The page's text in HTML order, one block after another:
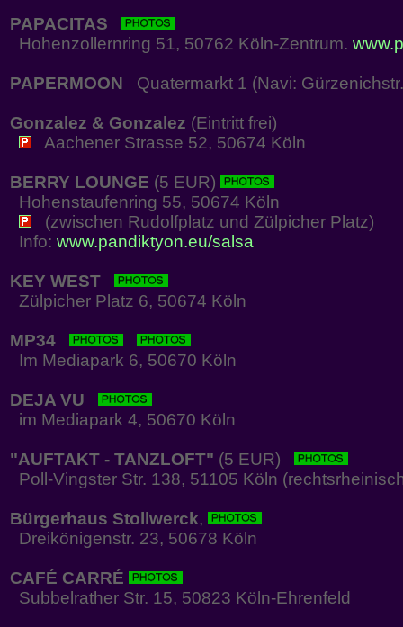
PAPACITAS
Hohenzollernring 51, 50762 Köln-Zentrum.
PAPERMOON Quatermarkt 1 (Navi:
Gonzalez & Gonzalez (Eintritt frei)
Aachener Strasse 52, 50674 Köln
BERRY LOUNGE (5 EUR)
Hohenstaufenring 55, 50674 Köln
(zwischen Rudolfplatz und Zülpicher Platz)
Info: www.pandiktyon.eu/salsa
KEY WEST
Zülpicher Platz 6, 50674 Köln
MP34
Im Mediapark 6, 50670 Köln
DEJA VU
im Mediapark 4, 50670 Köln
"AUFTAKT - TANZLOFT" (5 EUR)
Poll-Vingster Str. 138, 51105 Köln
Bürgerhaus Stollwerck,
Dreikönigenstr. 23, 50678 Köln
CAFÉ CARRÉ
Subbelrather Str. 15, 50823 Köln-Ehrenfeld